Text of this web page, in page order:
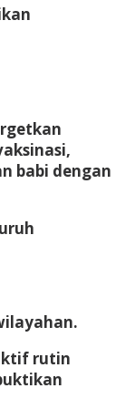
babi dengan
rutin